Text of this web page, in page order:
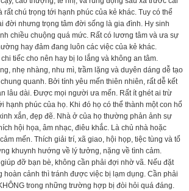
rất chú trọng tới hạnh phúc của kẻ khác. Tuy có thể
đời nhưng trọng tâm đời sống là gia đình. Hy sinh
chiều chuộng quá mức. Rất có lương tâm và ưa sự
hay đảm đang luôn các việc của kẻ khác.
tiếc cho nên hay bị lo lắng và không an tâm.
nhẹ nhàng, nhu mì, trầm lặng và duyên dáng dễ tạo
quanh. Bởi tính yêu mến thiên nhiên, rất dễ kết
lâu dài. Được mọi người ưa mến. Rất ít ghét ai trừ
hạnh phúc của họ. Khi đó họ có thể thành một con hổ
xắn, đẹp đẽ. Nhà ở của họ thường phản ảnh sự
hội họa, âm nhạc, điêu khắc. Là chủ nhà hoặc
mến. Thích giải trí, xã giao, hội họp, tiệc tùng và tổ
khuynh hướng về lý tưởng, nặng về tình cảm.
đỡ bạn bè, không cần phải đợi nhờ vã. Nếu đặt
cảnh thì tránh được việc bị lạm dụng. Cần phải
trong những trường hợp bị đòi hỏi quá đáng.